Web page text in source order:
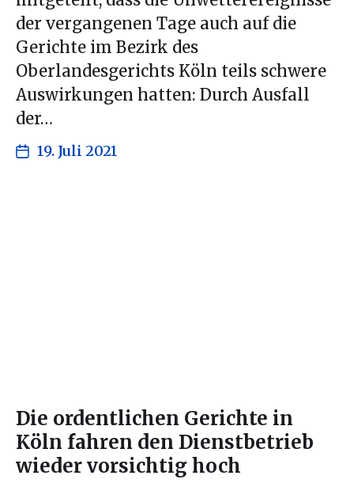
der vergangenen Tage auch auf die
Gerichte im Bezirk des
Oberlandesgerichts Köln teils schwere
Auswirkungen hatten: Durch Ausfall
der…
19. Juli 2021
Die ordentlichen Gerichte in
Köln fahren den Dienstbetrieb
wieder vorsichtig hoch